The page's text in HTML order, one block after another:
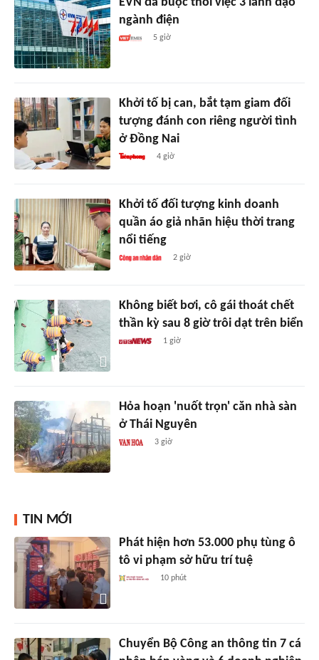
ngành điện
5 giờ
Khởi tố bị can, bắt tạm giam đối
tượng đánh con riêng người tình
ở Đồng Nai
4 giờ
Khởi tố đối tượng kinh doanh
quần áo giả nhãn hiệu thời trang
nổi tiếng
2 giờ
Không biết bơi, cô gái thoát chết
thần kỳ sau 8 giờ trôi dạt trên biển
1 giờ
Hỏa hoạn 'nuốt trọn' căn nhà sàn
ở Thái Nguyên
3 giờ
TIN MỚI
Phát hiện hơn 53.000 phụ tùng ô
tô vi phạm sở hữu trí tuệ
10 phút
Chuyển Bộ Công an thông tin 7 cá